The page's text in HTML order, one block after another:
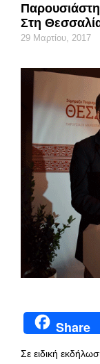
Στη
29 Μαρτίου, 2017
Share
Σε ειδική